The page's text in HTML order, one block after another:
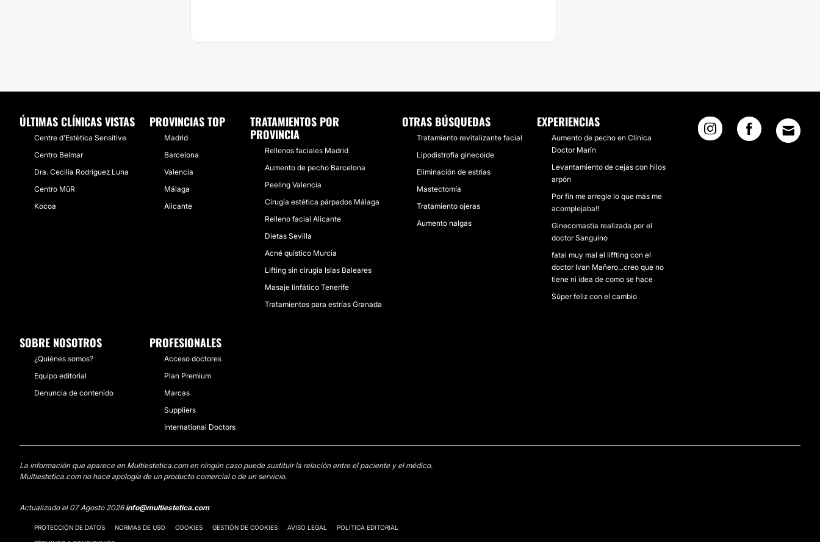
ÚLTIMAS CLÍNICAS VISTAS
Centre d'Estètica Sensitive
Centro Belmar
Dra. Cecilia Rodríguez Luna
Centro MüR
Kocoa
PROVINCIAS TOP
Madrid
Barcelona
Valencia
Málaga
Alicante
TRATAMIENTOS POR
PROVINCIA
Rellenos faciales Madrid
Aumento de pecho Barcelona
Peeling Valencia
Cirugía estética párpados Málaga
Relleno facial Alicante
Dietas Sevilla
Acné quístico Murcia
Lifting sin cirugía Islas Baleares
Masaje linfático Tenerife
Tratamientos para estrías Granada
OTRAS BÚSQUEDAS
Tratamiento revitalizante facial
Lipodistrofia ginecoide
Eliminación de estrías
Mastectomía
Tratamiento ojeras
Aumento nalgas
EXPERIENCIAS
Aumento de pecho en Clínica
Doctor Marín
Levantamiento de cejas con hilos
arpón
Por fin me arregle lo que más me
acomplejaba!!
Ginecomastia realizada por el
doctor Sanguino
fatal muy mal el liffting con el
doctor Ivan Mañero...creo que no
tiene ni idea de como se hace
Súper feliz con el cambio
SOBRE NOSOTROS
¿Quiénes somos?
Equipo editorial
Denuncia de contenido
PROFESIONALES
Acceso doctores
Plan Premium
Marcas
Suppliers
International Doctors
La información que aparece en Multiestetica.com en ningún caso puede sustituir la relación entre el paciente y el médico.
Multiestetica.com no hace apología de un producto comercial o de un servicio.
Actualizado el 07 Agosto 2026info@multiestetica.com
PROTECCIÓN DE DATOS NORMAS DE USO COOKIES GESTIÓN DE COOKIES AVISO LEGAL POLÍTICA EDITORIAL